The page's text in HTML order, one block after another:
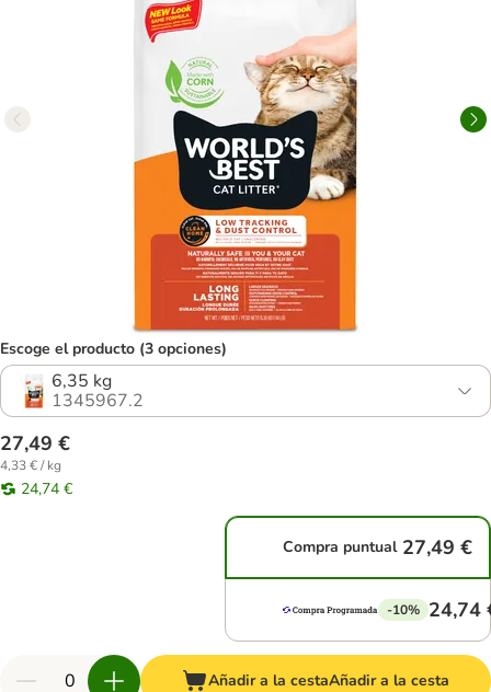
Escoge el producto (3 opciones)
6,35 kg
1345967.2
27,49 €
4,33 € / kg
24,74 €
Compra puntual 27,49 €
-10% 24,74
Añadir a la cestaAñadir a la cesta